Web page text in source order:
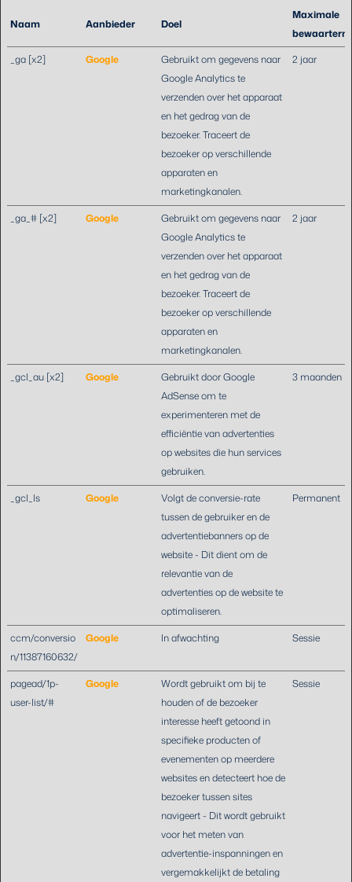
Naam Aanbieder Doel
Maximale
_ga [x2]
Google
Gebruikt om gegevens naar
Google Analytics te
verzenden over het apparaat
en het gedrag van de
bezoeker. Traceert de
bezoeker op verschillende
apparaten en
marketingkanalen.
2 jaar
_ga_# [x2] Google
Gebruikt om gegevens naar
Google Analytics te
verzenden over het apparaat
en het gedrag van de
bezoeker. Traceert de
bezoeker op verschillende
apparaten en
marketingkanalen.
2 jaar
_gcl_au [x2] Google
Gebruikt door Google
AdSense om te
experimenteren met de
efficiëntie van advertenties
op websites die hun services
gebruiken.
3 maanden
_gcl_ls Google
Volgt de conversie-rate
tussen de gebruiker en de
advertentiebanners op de
website - Dit dient om de
relevantie van de
advertenties op de website te
optimaliseren.
Permanent
ccm/conversio
n/11387160632/
Google In afwachting Sessie
pagead/1p-
user-list/#
Google
Wordt gebruikt om bij te
houden of de bezoeker
interesse heeft getoond in
specifieke producten of
evenementen op meerdere
websites en detecteert hoe de
bezoeker tussen sites
navigeert - Dit wordt gebruikt
voor het meten van
advertentie-inspanningen en
vergemakkelijkt de betaling
Sessie